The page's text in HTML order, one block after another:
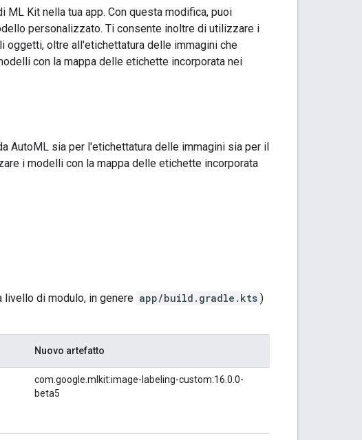
Kit nella tua app. Con questa modifica, puoi
personalizzato. Ti consente inoltre di utilizzare i
oggetti, oltre all'etichettatura delle immagini che
con la mappa delle etichette incorporata nei
AutoML sia per l'etichettatura delle immagini sia per il
i modelli con la mappa delle etichette incorporata
livello di modulo, in genere app/build.gradle.kts )
Nuovo artefatto
com.google.mlkit:image-labeling-custom:16.0.0-
beta5